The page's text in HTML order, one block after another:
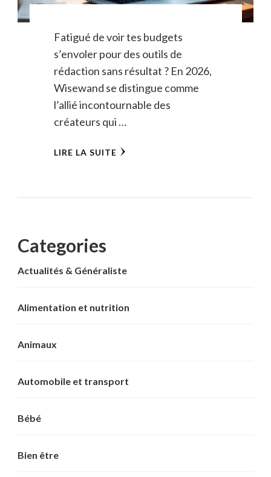
Fatigué de voir tes budgets
s’envoler pour des outils de
rédaction sans résultat ? En 2026,
Wisewand se distingue comme
l’allié incontournable des
créateurs qui …
LIRE LA SUITE
Categories
Actualités & Généraliste
Alimentation et nutrition
Animaux
Automobile et transport
Bébé
Bien être